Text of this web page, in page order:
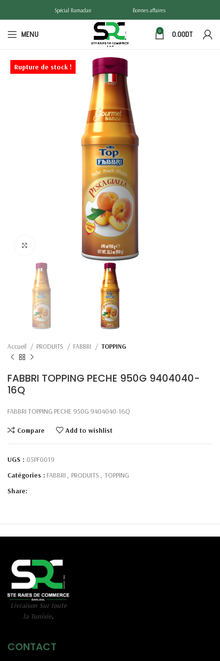
Spécial Ramadan Bonnes affaires
MENU 0 0.00DT
Rupture de stock !
Accueil PRODUITS FABBRI TOPPING
FABBRI TOPPING PECHE 950G 9404040-
16Q
FABBRI TOPPING PECHE 950G 9404040-16Q
Compare Add to wishlist
UGS : 05PF0019
Catégories : FABBRI , PRODUITS , TOPPING
Share:
Livraison Sur toute
la Tunisie.
CONTACT